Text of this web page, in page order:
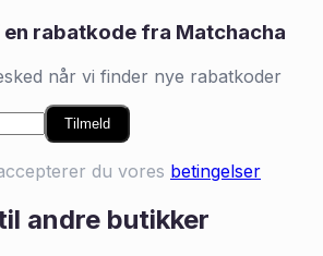
rabatkode fra Matchacha
når vi finder nye rabatkoder
Tilmeld
du vores betingelser
andre butikker